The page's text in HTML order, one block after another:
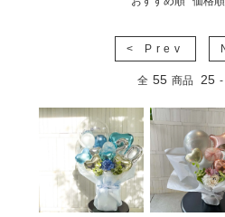
< Prev
全 55 商品 25 -